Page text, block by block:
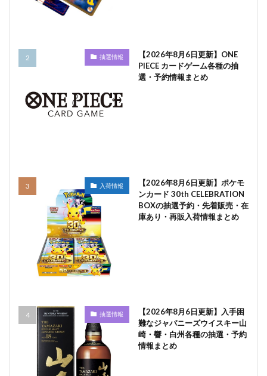
抽選情報
【2026年8月6日更新】ONE
PIECE カードゲーム各種の抽
選・予約情報まとめ
入荷情報
【2026年8月6日更新】ポケモ
ンカード 30th CELEBRATION
BOXの抽選予約・先着販売・在
庫あり・再販入荷情報まとめ
抽選情報
【2026年8月6日更新】入手困
難なジャパニーズウイスキー山
崎・響・白州各種の抽選・予約
情報まとめ